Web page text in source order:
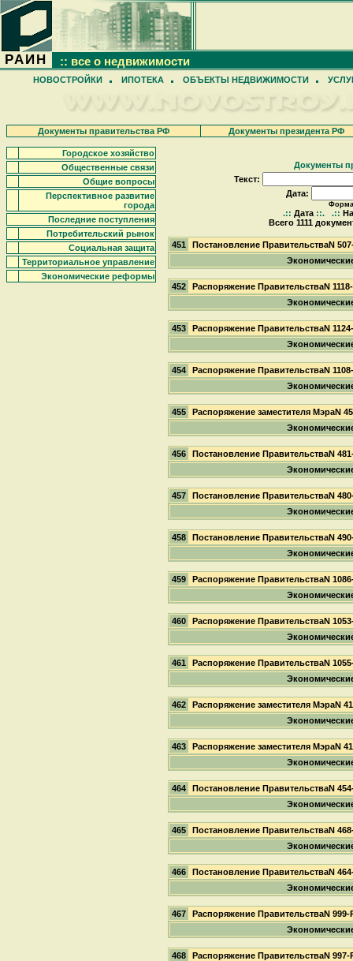
РАИН :: все о недвижимости
НОВОСТРОЙКИ ИПОТЕКА ОБЪЕКТЫ НЕДВИЖИМОСТИ
Документы правительства РФ Документы президента РФ
Городское хозяйство
Общественные связи
Общие вопросы
Перспективное развитие
города
Последние поступления
Потребительский рынок
Социальная защита
Территориальное управление
Экономические реформы
Документы
Текст:
Дата:
.:: Дата ::. .::
Всего 1111
451
Постановление ПравительстваN
452
Распоряжение ПравительстваN
453
Распоряжение ПравительстваN
454
Распоряжение ПравительстваN
455
Распоряжение заместителя МэраN
456
Постановление ПравительстваN
457
Постановление ПравительстваN
458
Постановление ПравительстваN
459
Распоряжение ПравительстваN
460
Распоряжение ПравительстваN
461
Распоряжение ПравительстваN
462
Распоряжение заместителя МэраN
463
Распоряжение заместителя МэраN
464
Постановление ПравительстваN
465
Постановление ПравительстваN
466
Постановление ПравительстваN
467
Распоряжение ПравительстваN 999-
468
Распоряжение ПравительстваN 997-